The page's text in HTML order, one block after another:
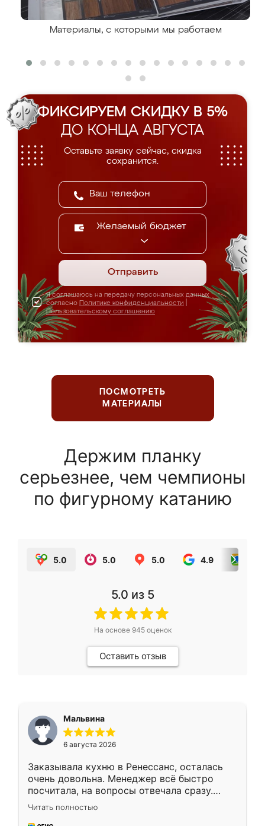
Материалы, с которыми мы работаем
ФИКСИРУЕМ СКИДКУ В 5%
ДО КОНЦА АВГУСТА
Оставьте заявку сейчас, скидка
сохранится.
Желаемый бюджет
Отправить
Я соглашаюсь на передачу персональных данных
согласно Политике конфиденциальности
Пользовательскому соглашению
ПОСМОТРЕТЬ
МАТЕРИАЛЫ
Держим планку
серьезнее, чем чемпионы
по фигурному катанию
5.0 5.0 5.0 4.9
5.0 из 5
На основе 945оценок
Оставить отзыв
Мальвина
6 августа 2026
Заказывала кухню в Ренессанс, осталась
очень довольна. Менеджер всё быстро
посчитала, на вопросы отвечала сразу.
Замерщик приехал в субботу, подошёл к
делу со всей ответственностью. Собрали
Читать полностью